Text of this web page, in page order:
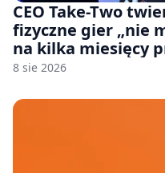
CEO Take-Two
fizyczne gier „nie
na kilka miesięcy
8 sie 2026